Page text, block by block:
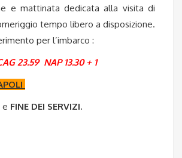
e mattinata dedicata alla visita di
tempo libero a disposizione.
per l’imbarco :
23.59 NAP 13.30 + 1
e FINE DEI SERVIZI.